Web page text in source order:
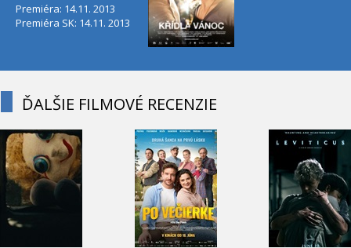
Premiéra: 14.11. 2013
Premiéra SK: 14.11. 2013
ĎALŠIE FILMOVÉ RECENZIE